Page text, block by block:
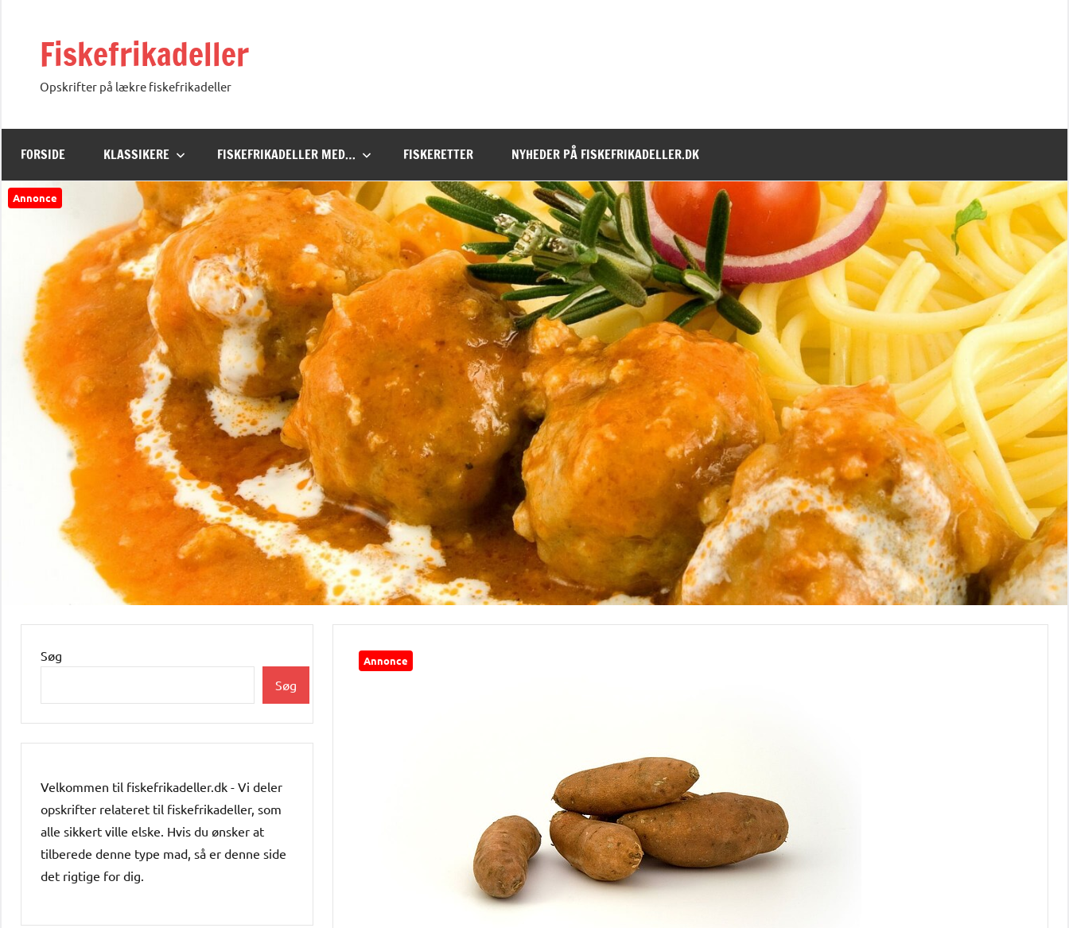
Fiskefrikadeller
Opskrifter på lækre fiskefrikadeller
FORSIDE KLASSIKERE FISKEFRIKADELLER MED… FISKERETTER NYHEDER PÅ FISKEFRIKADELLER.DK
Annonce
Annonce
Søg
Søg
Velkommen til fiskefrikadeller.dk - Vi deler
opskrifter relateret til fiskefrikadeller, som
alle sikkert ville elske. Hvis du ønsker at
tilberede denne type mad, så er denne side
det rigtige for dig.